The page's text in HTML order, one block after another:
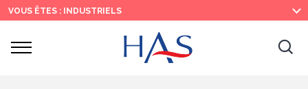
Recherche
Menu
principal
Contenu
principal
VOUS ÊTES : INDUSTRIELS
Ouvrir